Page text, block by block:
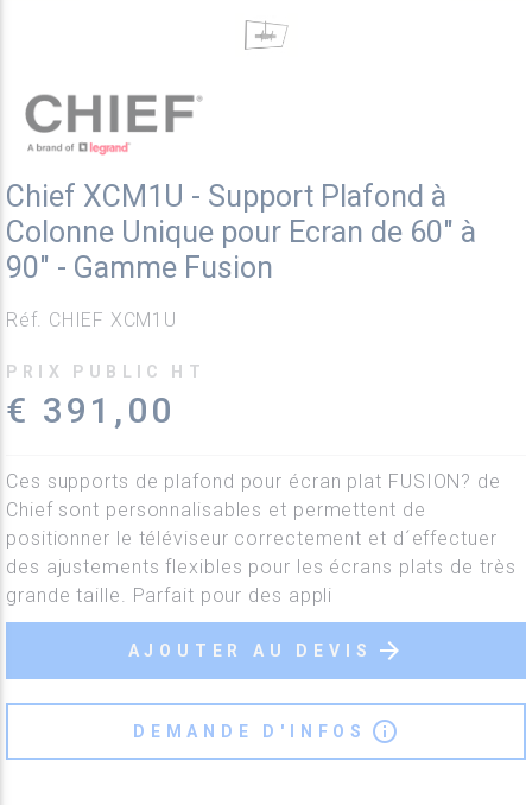
Chief XCM1U - Support Plafond à
Colonne Unique pour Ecran de 60" à
90" - Gamme Fusion
Réf. CHIEF XCM1U
PRIX PUBLIC HT
€ 391,00
Ces supports de plafond pour écran plat FUSION? de
Chief sont personnalisables et permettent de
positionner le téléviseur correctement et d´effectuer
des ajustements flexibles pour les écrans plats de très
grande taille. Parfait pour des appli
AJOUTER AU DEVIS arrow_forward
DEMANDE D'INFOS info_outline